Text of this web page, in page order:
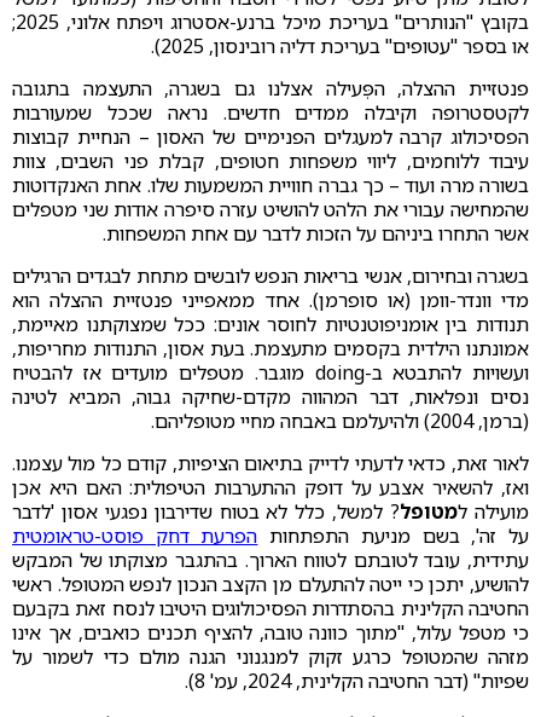
בקובץ "הנותרים" בעריכת מיכל ברנע-אסטרוג ויפתח אלוני, 2025;
או בספר "עטופים" בעריכת דליה רובינסון, 2025).
פנטזיית ההצלה, הפְּעילה אצלנו גם בשגרה, התעצמה בתגובה
לקטסטרופה וקיבלה ממדים חדשים. נראה שככל שמעורבות
הפסיכולוג קרבה למעגלים הפנימיים של האסון – הנחיית קבוצות
עיבוד ללוחמים, ליווי משפחות חטופים, קבלת פני השבים, צוות
בשורה מרה ועוד – כך גברה חוויית המשמעות שלו. אחת האנקדוטות
שהמחישה עבורי את הלהט להושיט עזרה סיפרה אודות שני מטפלים
אשר התחרו ביניהם על הזכות לדבר עם אחת המשפחות.
בשגרה ובחירום, אנשי בריאות הנפש לובשים מתחת לבגדים הרגילים
מדי וונדר-וומן (או סופרמן). אחד ממאפייני פנטזיית ההצלה הוא
תנודות בין אומניפוטנטיות לחוסר אונים: ככל שמצוקתנו מאיימת,
אמונתנו הילדית בקסמים מתעצמת. בעת אסון, התנודות מחריפות,
ועשויות להתבטא ב-doing מוגבר. מטפלים מועדים אז להבטיח
נסים ונפלאות, דבר המהווה מקדם-שחיקה גבוה, המביא לטינה
(ברמן, 2004) ולהיעלמם באבחה מחיי מטופליהם.
לאור זאת, כדאי לדעתי לדייק בתיאום הציפיות, קודם כל מול עצמנו.
ואז, להשאיר אצבע על דופק ההתערבות הטיפולית: האם היא אכן
מועילה למטופל? למשל, כלל לא בטוח שדירבון נפגעי אסון 'לדבר
על זה', בשם מניעת התפתחות הפרעת דחק פוסט-טראומטית
עתידית, עובד לטובתם לטווח הארוך. בהתגבר מצוקתו של המבקש
להושיע, יתכן כי ייטה להתעלם מן הקצב הנכון לנפש המטופל. ראשי
החטיבה הקלינית בהסתדרות הפסיכולוגים היטיבו לנסח זאת בקבעם
כי מטפל עלול, "מתוך כוונה טובה, להציף תכנים כואבים, אך אינו
מזהה שהמטופל כרגע זקוק למנגנוני הגנה מולם כדי לשמור על
שפיות" (דבר החטיבה הקלינית, 2024, עמ' 8).